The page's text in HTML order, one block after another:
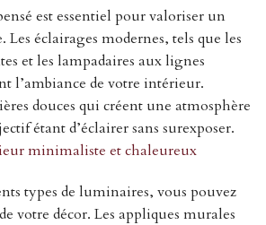
est essentiel pour valoriser un
éclairages modernes, tels que les
et les lampadaires aux lignes
l’ambiance de votre intérieur.
douces qui créent une atmosphère
étant d’éclairer sans surexposer.
minimaliste et chaleureux
types de luminaires, vous pouvez
votre décor. Les appliques murales